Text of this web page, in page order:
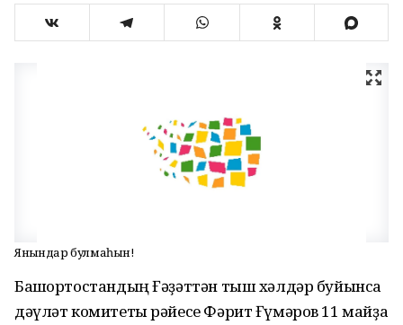
Янғындар булмаһын!
Башҡортостандың Ғәҙәттән тыш хәлдәр буйынса
дәүләт комитеты рәйесе Фәрит Ғүмәров 11 майҙа